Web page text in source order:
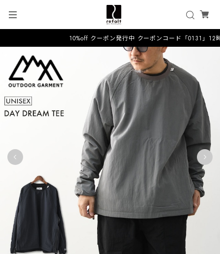
10%off クーポン発行中 クーポンコード「0131」12